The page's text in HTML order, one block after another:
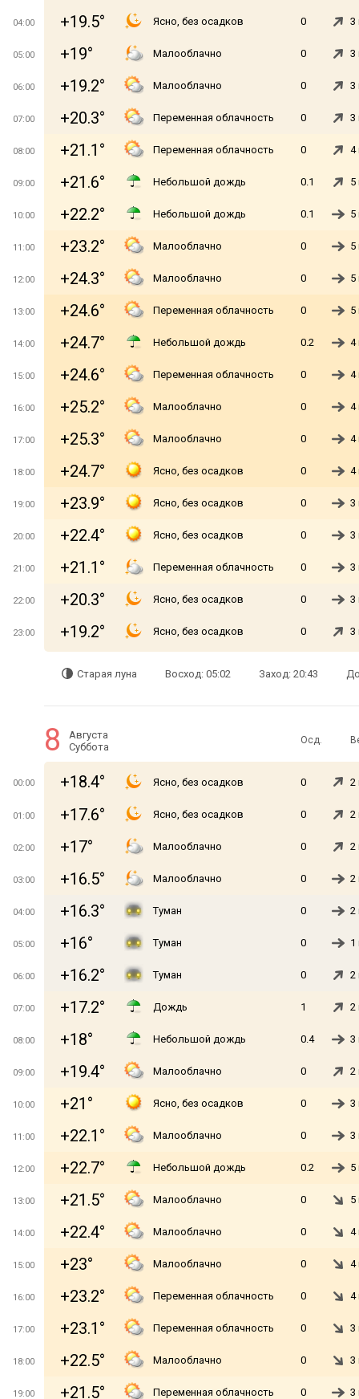
04:00 +19.5° Ясно, без осадков 0 3
05:00 +19° Малооблачно 0 3
06:00 +19.2° Малооблачно 0 3
07:00 +20.3° Переменная облачность 0 3
08:00 +21.1° Переменная облачность 0 4
09:00 +21.6° Небольшой дождь 0.1 5
10:00 +22.2° Небольшой дождь 0.1 5
11:00 +23.2° Малооблачно 0 5
12:00 +24.3° Малооблачно 0 5
13:00 +24.6° Переменная облачность 0 5
14:00 +24.7° Небольшой дождь 0.2 4
15:00 +24.6° Переменная облачность 0 4
16:00 +25.2° Малооблачно 0 4
17:00 +25.3° Малооблачно 0 4
18:00 +24.7° Ясно, без осадков 0 4
19:00 +23.9° Ясно, без осадков 0 3
20:00 +22.4° Ясно, без осадков 0 3
21:00 +21.1° Переменная облачность 0 3
22:00 +20.3° Ясно, без осадков 0 3
23:00 +19.2° Ясно, без осадков 0 3
Старая луна Восход: 05:02 Заход: 20:43
8
Августа
Суббота
Осд.
00:00 +18.4° Ясно, без осадков 0 2
01:00 +17.6° Ясно, без осадков 0 2
02:00 +17° Малооблачно 0 2
03:00 +16.5° Малооблачно 0 2
04:00 +16.3° Туман 0 2
05:00 +16° Туман 0 1
06:00 +16.2° Туман 0 2
07:00 +17.2° Дождь 1 2
08:00 +18° Небольшой дождь 0.4 3
09:00 +19.4° Малооблачно 0 2
10:00 +21° Ясно, без осадков 0 3
11:00 +22.1° Малооблачно 0 3
12:00 +22.7° Небольшой дождь 0.2 5
13:00 +21.5° Малооблачно 0 5
14:00 +22.4° Малооблачно 0 4
15:00 +23° Малооблачно 0 4
16:00 +23.2° Переменная облачность 0 4
17:00 +23.1° Переменная облачность 0 3
18:00 +22.5° Малооблачно 0 3
19:00 +21.5° Переменная облачность 0 3